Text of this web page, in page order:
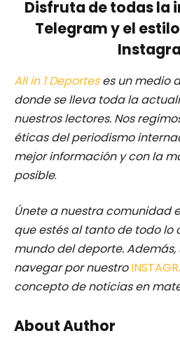
Disfruta de todas la
Telegram y el
All in 1 Deporteses un medio
donde se lleva toda la
nuestros lectores. Nos
éticas del periodismo
mejor información y con la
posible.
Únete a nuestra comunidad
que estés al tanto de todo lo
mundo del deporte.
navegar por nuestro
concepto de noticias en
About Author